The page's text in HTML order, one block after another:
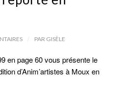
PAR GISÈLE
en page 60 vous présente le
d’Anim’artistes à Moux en